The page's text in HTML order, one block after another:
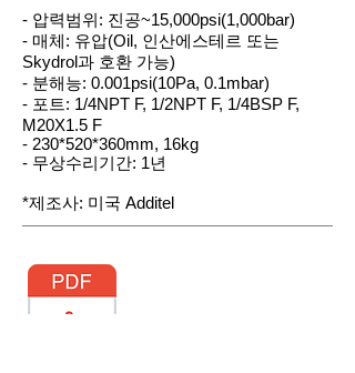
- 압력범위: 진공~15,000psi(1,000bar)
- 매체: 유압(Oil, 인산에스테르 또는
Skydrol과 호환 가능)
- 분해능: 0.001psi(10Pa, 0.1mbar)
- 포트: 1/4NPT F, 1/2NPT F, 1/4BSP F,
M20X1.5 F
- 230*520*360mm, 16kg
- 무상수리기간: 1년
*제조사: 미국 Additel